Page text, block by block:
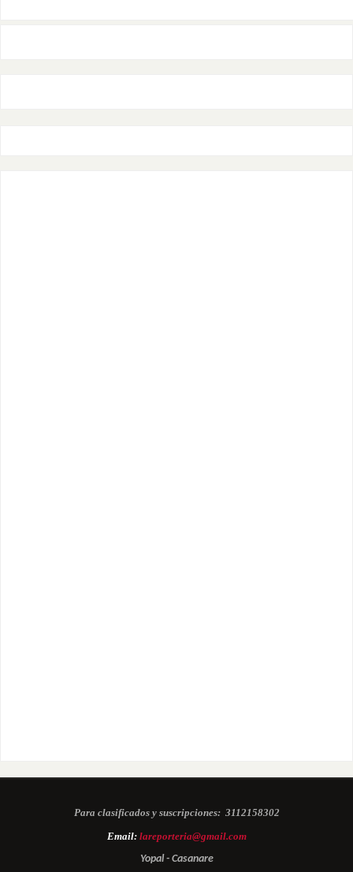
Para clasificados y suscripciones: 3112158302
Email: lareporteria@gmail.com
Yopal - Casanare